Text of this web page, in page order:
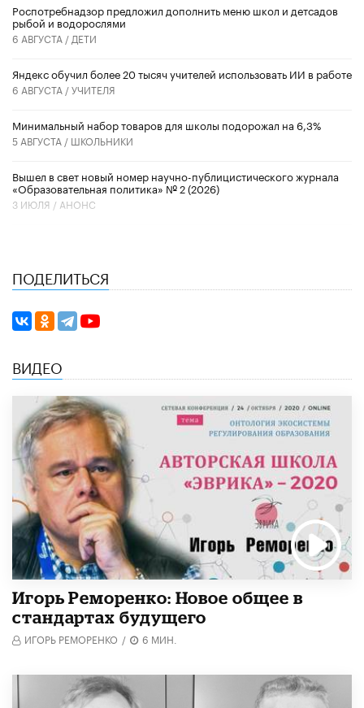
Роспотребнадзор предложил дополнить меню школ и детсадов
рыбой и водорослями
6 АВГУСТА / ДЕТИ
​Яндекс обучил более 20 тысяч учителей использовать ИИ в работе
6 АВГУСТА /УЧИТЕЛЯ
Минимальный набор товаров для школы подорожал на 6,3%
5 АВГУСТА / ШКОЛЬНИКИ
Вышел в свет новый номер научно-публицистического журнала
«Образовательная политика» № 2 (2026)
3 ИЮЛЯ / АНОНС
ПОДЕЛИТЬСЯ
ВИДЕО
Игорь Реморенко: Новое общее в
стандартах будущего
ИГОРЬ РЕМОРЕНКО / 6 МИН.